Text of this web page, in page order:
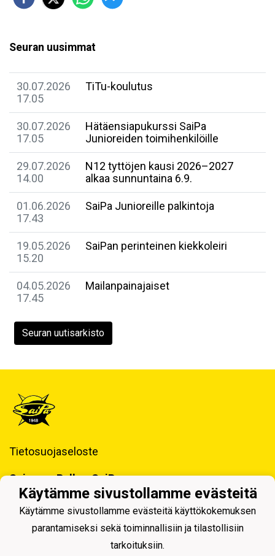
Seuran uusimmat
30.07.2026
17.05
TiTu-koulutus
30.07.2026
17.05
Hätäensiapukurssi SaiPa
Junioreiden toimihenkilöille
29.07.2026
14.00
N12 tyttöjen kausi 2026–2027
alkaa sunnuntaina 6.9.
01.06.2026
17.43
SaiPa Junioreille palkintoja
19.05.2026
15.20
SaiPan perinteinen kiekkoleiri
04.05.2026
17.45
Mailanpainajaiset
Seuran uutisarkisto
Tietosuojaseloste
Saimaan Pallo - SaiPa ry
Käynti- ja postiosoite ja Laskutustiedot
Käytämme sivustollamme evästeitä
Käytämme sivustollamme evästeitä käyttökokemuksen
parantamiseksi sekä toiminnallisiin ja tilastollisiin
tarkoituksiin.